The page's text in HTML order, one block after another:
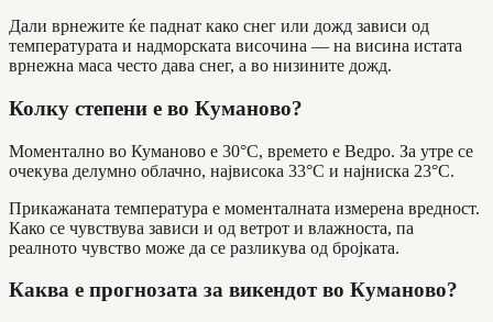
Дали врнежите ќе паднат како снег или дожд зависи од
температурата и надморската височина — на висина истата
врнежна маса често дава снег, а во низините дожд.
Колку степени е во Куманово?
Моментално во Куманово е 30°C, времето е Ведро. За утре се
очекува делумно облачно, највисока 33°C и најниска 23°C.
Прикажаната температура е моменталната измерена вредност.
Како се чувствува зависи и од ветрот и влажноста, па
реалното чувство може да се разликува од бројката.
Каква е прогнозата за викендот во Куманово?